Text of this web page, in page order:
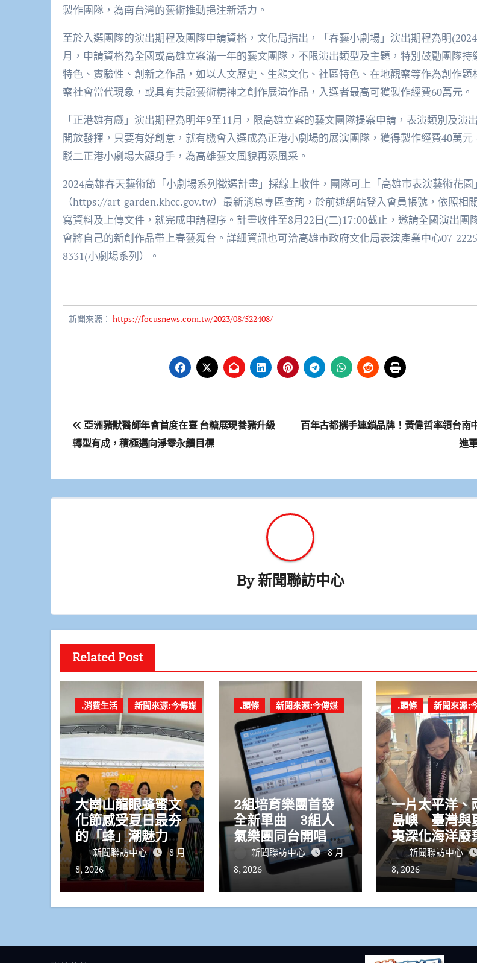
製作團隊，為南台灣的藝術推動挹注新活力。
至於入選團隊的演出期程及團隊申請資格，文化局指出，「春藝小劇場」演出期程為明
月，申請資格為全國或高雄立案滿一年的藝文團隊，不限演出類型及主題，特別鼓勵團隊持
特色、實驗性、創新之作品，如以人文歷史、生態文化、社區特色、在地觀察等作為創作題
察社會當代現象，或具有共融藝術精神之創作展演作品，入選者最高可獲製作經費60萬元。
「正港雄有戲」演出期程為明年9至11月，限高雄立案的藝文團隊提案申請，表演類別及演
開放發揮，只要有好創意，就有機會入選成為正港小劇場的展演團隊，獲得製作經費40萬元
駁二正港小劇場大顯身手，為高雄藝文風貌再添風采。
2024高雄春天藝術節「小劇場系列徵選計畫」採線上收件，團隊可上「高雄市表演藝術花園」
（https://art-garden.khcc.gov.tw）最新消息專區查詢，於前述網站登入會員帳號，依照相
寫資料及上傳文件，就完成申請程序。計畫收件至8月22日(二)17:00截止，邀請全國演出團
會將自己的新創作品帶上春藝舞台。詳細資訊也可洽高雄市政府文化局表演產業中心07-
8331(小劇場系列）。
新聞來源： https://focusnews.com.tw/2023/08/522408/
文
章
覽
亞洲豬獸醫師年會首度在臺 台糖展現養豬升級
轉型有成，積極邁向淨零永續目標
百年古都攜手連鎖品牌！黃偉哲率領台南
進
By新聞聯訪中心
Related Post
.消費生活 新聞來源:今傳媒
大崗山龍眼蜂蜜文
化節感受夏日最夯
的「蜂」潮魅力
活動限定「蜜汁鹽
酥雞」掀話題
新聞聯訪中心
8 月
8, 2026
.頭條 新聞來源:今傳媒
2組培育樂團首發
全新單曲 3組人
氣樂團同台開唱 從
產業開箱到駁二開
唱！「高速青春」
登場
新聞聯訪中心
8 月
8, 2026
.頭條 新聞來源:
一片太平洋、
島嶼 臺灣與
夷深化海洋廢
治理合作 臺
跨太平洋治海
新聞聯訪中心
8, 2026